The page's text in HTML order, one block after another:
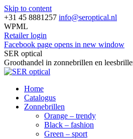
Skip to content
+31 45 8881257 info@seroptical.nl
WPML
Retailer login
Facebook page opens in new window
SER optical
Groothandel in zonnebrillen en
Home
Catalogus
Zonnebrillen
Orange – trendy
Black – fashion
Green – sport